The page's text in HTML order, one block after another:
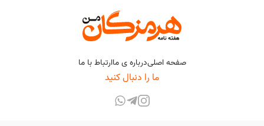
صفحه اصلیدرباره ی ماارتباط با ما
ما را دنبال کنید